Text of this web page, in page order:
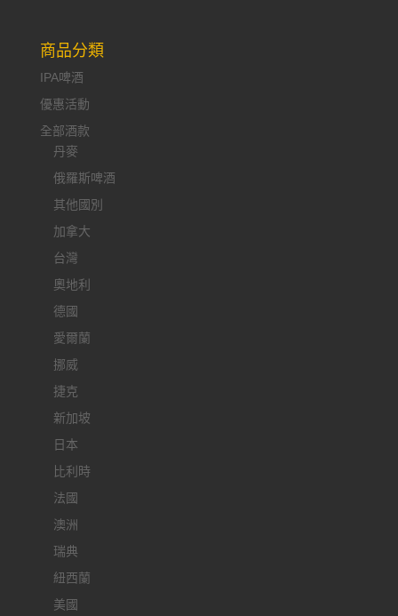
商品分類
IPA啤酒
優惠活動
全部酒款
丹麥
俄羅斯啤酒
其他國別
加拿大
台灣
奧地利
德國
愛爾蘭
挪威
捷克
新加坡
日本
比利時
法國
澳洲
瑞典
紐西蘭
美國